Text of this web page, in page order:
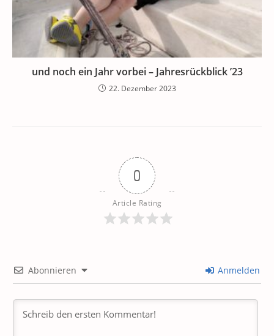
und noch ein Jahr vorbei – Jahresrückblick ’23
22. Dezember 2023
0
Article Rating
Abonnieren Anmelden